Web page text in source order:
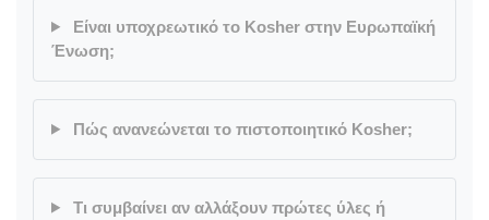
Είναι υποχρεωτικό το Kosher στην Ευρωπαϊκή
Ένωση;
Πώς ανανεώνεται το πιστοποιητικό Kosher;
Τι συμβαίνει αν αλλάξουν πρώτες ύλες ή